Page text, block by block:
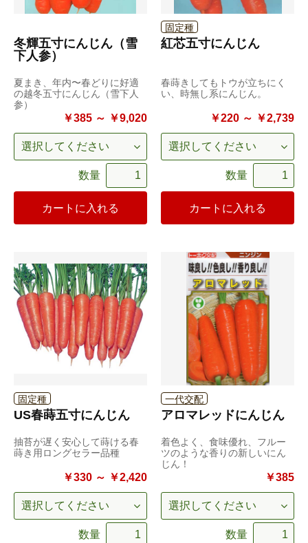
冬輝五寸にんじん（雪
下人参）
夏まき、年内〜春どりに好適
の越冬五寸にんじん（雪下人
参）
￥385 ～ ￥9,020
数量
カートに入れる
固定種
紅芯五寸にんじん
春蒔きしてもトウが立ちにく
い、時無し系にんじん。
￥220 ～ ￥2,739
数量
カートに入れる
固定種
US春蒔五寸にんじん
抽苔が遅く安心して蒔ける春
蒔き用ロングセラー品種
￥330 ～ ￥2,420
数量
一代交配
アロマレッドにんじん
着色よく、食味優れ、フルー
ツのような香りの新しいにん
じん！
￥385
数量